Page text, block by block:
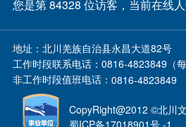
您是第 84328 位访客，当前在线
地址： 北川羌族自治县永昌大道82号
工作时段联系电话： 0816-4823849（
非工作时段值班电话： 0816-4823849
CopyRight@2012 ©北川